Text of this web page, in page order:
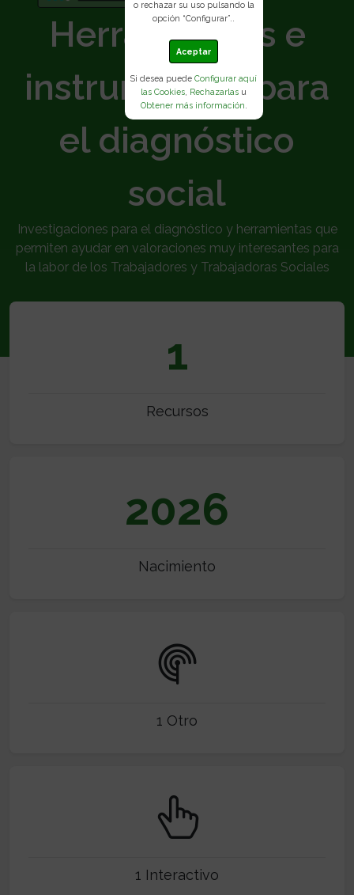
o rechazar su uso pulsando la
opción “Configurar”..
Aceptar
Si desea puedeConfigurar aquí
las Cookies
Rechazarlas u
Obtener más información
Herramientas e
instrumentos para
el diagnóstico
social
Investigaciones para el diagnóstico y herramientas que
permiten ayudar en valoraciones muy interesantes para
la labor de los Trabajadores y Trabajadoras Sociales
1
Recursos
2026
Nacimiento
1 Otro
1 Interactivo